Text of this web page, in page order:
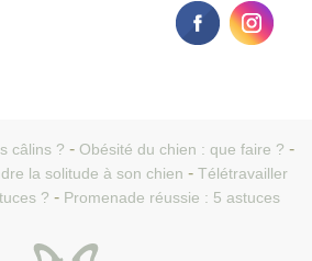
câlins ?
Obésité du chien : que faire ?
la solitude à son chien
Télétravailler
?
Promenade réussie : 5 astuces